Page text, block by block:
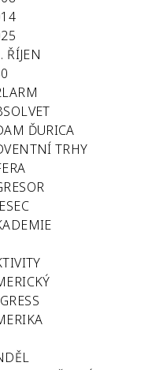
ŘÍJEN
ĎURICA
TRHY